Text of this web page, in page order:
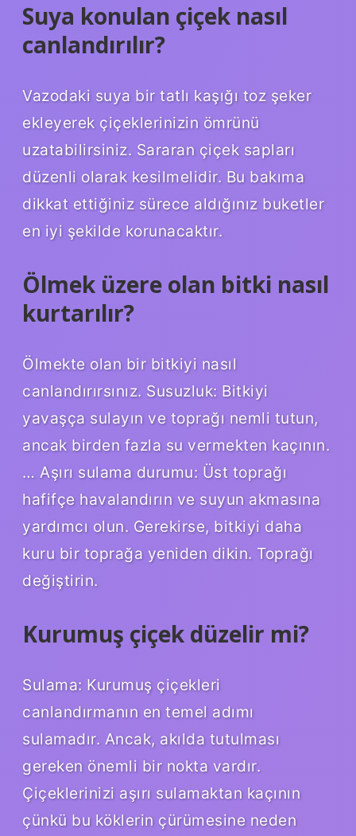
Suya konulan çiçek nasıl
canlandırılır?
Vazodaki suya bir tatlı kaşığı toz şeker
ekleyerek çiçeklerinizin ömrünü
uzatabilirsiniz. Sararan çiçek sapları
düzenli olarak kesilmelidir. Bu bakıma
dikkat ettiğiniz sürece aldığınız buketler
en iyi şekilde korunacaktır.
Ölmek üzere olan bitki nasıl
kurtarılır?
Ölmekte olan bir bitkiyi nasıl
canlandırırsınız. Susuzluk: Bitkiyi
yavaşça sulayın ve toprağı nemli tutun,
ancak birden fazla su vermekten kaçının.
… Aşırı sulama durumu: Üst toprağı
hafifçe havalandırın ve suyun akmasına
yardımcı olun. Gerekirse, bitkiyi daha
kuru bir toprağa yeniden dikin. Toprağı
değiştirin.
Kurumuş çiçek düzelir mi?
Sulama: Kurumuş çiçekleri
canlandırmanın en temel adımı
sulamadır. Ancak, akılda tutulması
gereken önemli bir nokta vardır.
Çiçeklerinizi aşırı sulamaktan kaçının
çünkü bu köklerin çürümesine neden